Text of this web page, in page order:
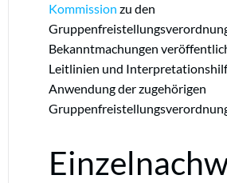
Kommission zu den
Bekanntmachungen
Leitlinien und
Anwendung der zugehörigen